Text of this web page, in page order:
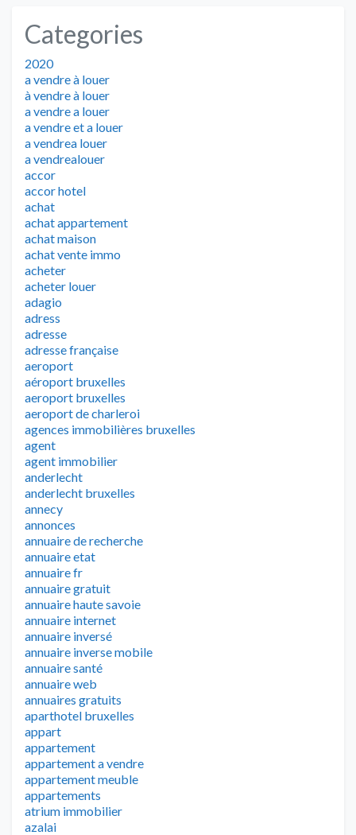
Categories
2020
a vendre à louer
à vendre à louer
a vendre a louer
a vendre et a louer
a vendrea louer
a vendrealouer
accor
accor hotel
achat
achat appartement
achat maison
achat vente immo
acheter
acheter louer
adagio
adress
adresse
adresse française
aeroport
aéroport bruxelles
aeroport bruxelles
aeroport de charleroi
agences immobilières bruxelles
agent
agent immobilier
anderlecht
anderlecht bruxelles
annecy
annonces
annuaire de recherche
annuaire etat
annuaire fr
annuaire gratuit
annuaire haute savoie
annuaire internet
annuaire inversé
annuaire inverse mobile
annuaire santé
annuaire web
annuaires gratuits
aparthotel bruxelles
appart
appartement
appartement a vendre
appartement meuble
appartements
atrium immobilier
azalai